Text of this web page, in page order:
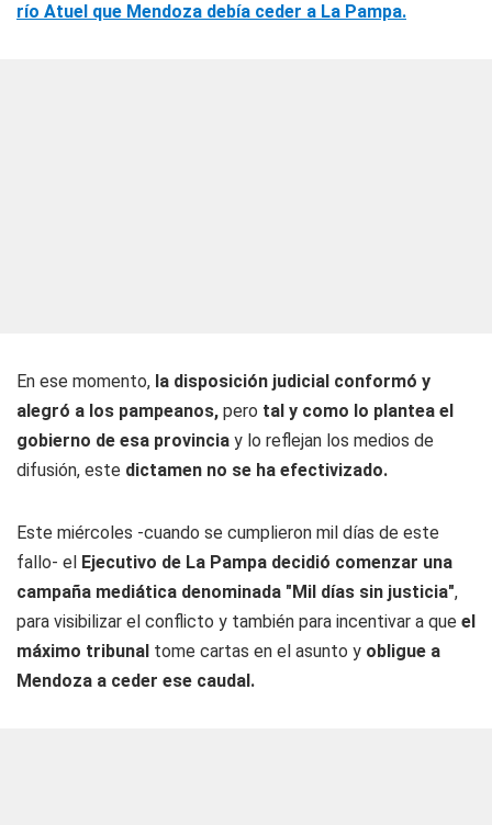
río Atuel que Mendoza debía ceder a La Pampa.
En ese momento, la disposición judicial conformó y
alegró a los pampeanos, pero tal y como lo plantea el
gobierno de esa provincia y lo reflejan los medios de
difusión, este dictamen no se ha efectivizado.
Este miércoles -cuando se cumplieron mil días de este
fallo- el Ejecutivo de La Pampa decidió comenzar una
campaña mediática denominada "Mil días sin justicia",
para visibilizar el conflicto y también para incentivar a que el
máximo tribunal tome cartas en el asunto y obligue a
Mendoza a ceder ese caudal.